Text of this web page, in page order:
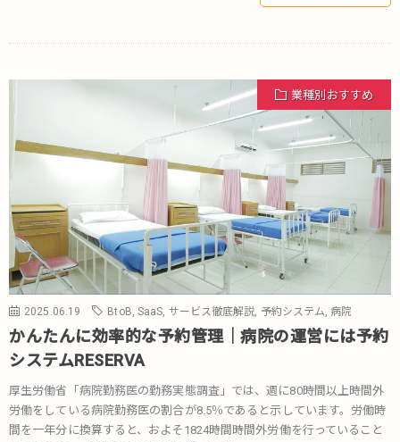
業種別おすすめ
2025.06.19 BtoB, SaaS, サービス徹底解説, 予約システム,病院
かんたんに効率的な予約管理｜病院の運営には予約
システムRESERVA
厚生労働省「病院勤務医の勤務実態調査」では、週に80時間以上時間外
労働をしている病院勤務医の割合が8.5％であると示しています。労働時
間を一年分に換算すると、およそ1824時間時間外労働を行っていること